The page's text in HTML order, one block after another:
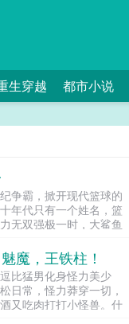
生穿越 都市小说
争霸，掀开现代篮球的
年代只有一个姓名，篮
无双强极一时，大鲨鱼
，七连轮召唤三头怪依
出悲嚎顶着量喜人的爆
对老大的位置虎视眈眈
佛书写出篮球历史上最
动的长城，以小巨人之
魔，王铁柱！
比猛男化身怪力美少
日常，怪力莽穿一切，
又吃肉打打小怪兽。什